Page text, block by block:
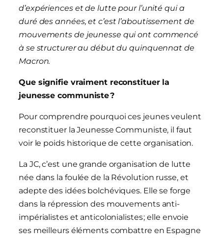
d’expériences et de lutte pour l’unité qui a
duré des années, et c’est l’aboutissement de
mouvements de jeunesse qui ont commencé
à se structurer au début du quinquennat de
Macron.
Que signifie vraiment reconstituer la
jeunesse communiste ?
Pour comprendre pourquoi ces jeunes veulent
reconstituer la Jeunesse Communiste, il faut
voir le poids historique de cette organisation.
La JC, c’est une grande organisation de lutte
née dans la foulée de la Révolution russe, et
adepte des idées bolchéviques. Elle se forge
dans la répression des mouvements anti-
impérialistes et anticolonialistes ; elle envoie
ses meilleurs éléments combattre en Espagne